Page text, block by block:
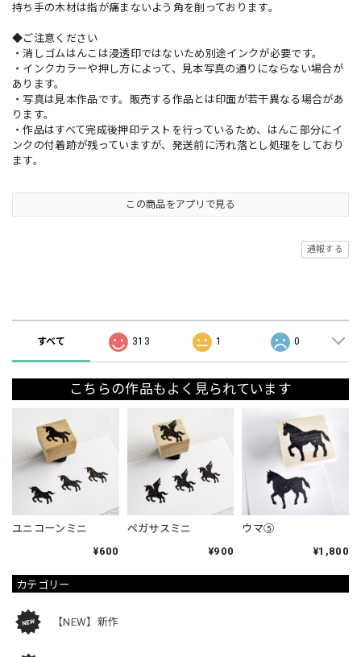
カテゴリー
【NEW】新作
持ち手の木材は指が痛まないよう角を削っております。
◆ご注意ください
・消しゴムはんこは浸透印ではないため別途インクが必要です。
・インクカラーや押し方によって、見本写真の通りにならない場合が
あります。
・写真は見本作品です。販売する作品とは印面が若干異なる場合があ
ります。
・作品はすべて完成後押印テストを行っているため、はんこ部分にイ
ンクの付着跡が残っていますが、発送前に汚れ落とし処理をしており
ます。
この商品をアプリで見る
通報する
すべて 313 1 0
こちらの作品もよく見られています
ユニコーンミニ
¥600
ペガサスミニ
¥900
ウマ⑤
¥1,800